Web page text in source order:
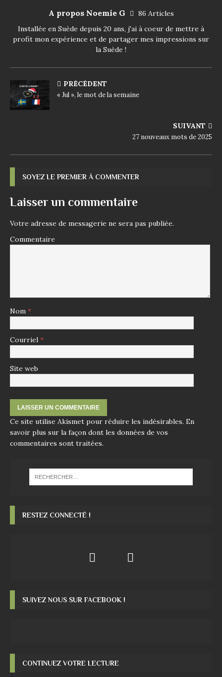
A propos Noemie G
86 Articles
Installée en Suède depuis 20 ans, j'ai à coeur de mettre à
profit mon expérience et de partager mes impressions sur
la Suède !
PRÉCÉDENT
« Jul », le mot de la semaine
SUIVANT
27 nouveaux mots de 2025
SOYEZ LE PREMIER À COMMENTER
Laisser un commentaire
Votre adresse de messagerie ne sera pas publiée.
Commentaire
Nom *
Courriel *
Site web
Ce site utilise Akismet pour réduire les indésirables. En
savoir plus sur la façon dont les données de vos
commentaires sont traitées.
RESTEZ CONNECTÉ !
SUIVEZ NOUS SUR FACEBOOK !
CONTINUEZ VOTRE LECTURE